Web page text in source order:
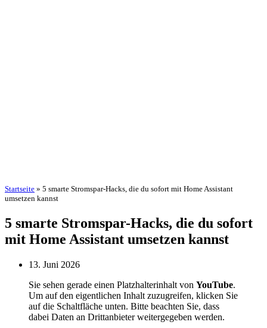
Startseite » 5 smarte Stromspar-Hacks, die du sofort mit Home Assistant
umsetzen kannst
5 smarte Stromspar-Hacks, die du sofort
mit Home Assistant umsetzen kannst
13. Juni 2026
Sie sehen gerade einen Platzhalterinhalt von YouTube.
Um auf den eigentlichen Inhalt zuzugreifen, klicken Sie
auf die Schaltfläche unten. Bitte beachten Sie, dass
dabei Daten an Drittanbieter weitergegeben werden.